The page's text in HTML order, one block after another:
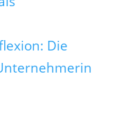
Die